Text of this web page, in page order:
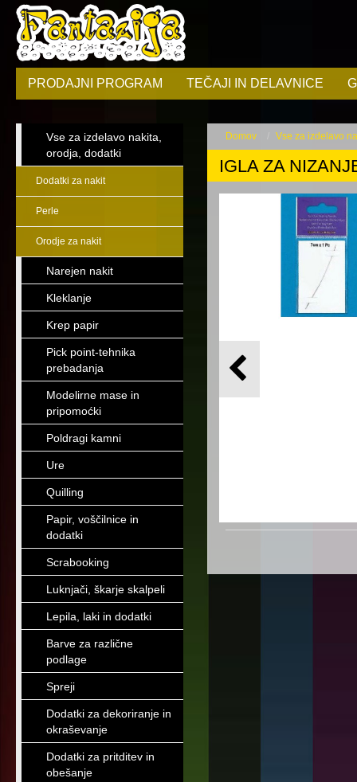
PRODAJNI PROGRAM TEČAJI IN DELAVNICE
Vse za izdelavo nakita,
orodja, dodatki
Dodatki za nakit
Perle
Orodje za nakit
Narejen nakit
Kleklanje
Krep papir
Pick point-tehnika
prebadanja
Modelirne mase in
pripomoćki
Poldragi kamni
Ure
Quilling
Papir, voščilnice in
dodatki
Scrabooking
Luknjači, škarje skalpeli
Lepila, laki in dodatki
Barve za različne
podlage
Spreji
Dodatki za dekoriranje in
okraševanje
Dodatki za pritditev in
obešanje
Domov Vse za izdelavo
IGLA ZA